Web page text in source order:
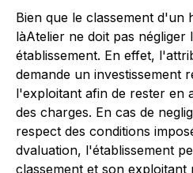
Bien que le classement d'un
làAtelier ne doit pas négliger
établissement. En effet,
demande un investissement
l'exploitant afin de rester en
des charges. En cas de
respect des conditions
dvaluation, l'établissement
classement et son exploitant